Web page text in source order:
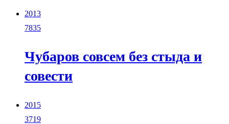
2013
7835
Чубаров совсем без стыда и
совести
2015
3719